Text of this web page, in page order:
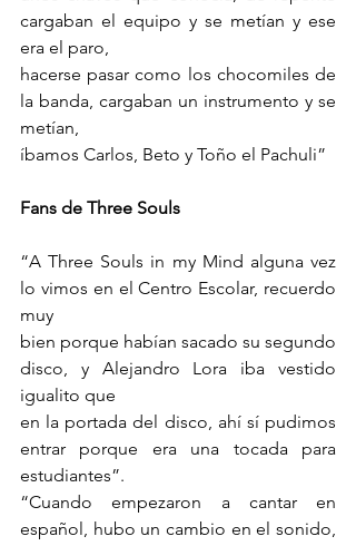
cargaban el equipo y se metían y ese
era el paro,
hacerse pasar como los chocomiles de
la banda, cargaban un instrumento y se
metían,
íbamos Carlos, Beto y Toño el Pachuli”
Fans de Three Souls
“A Three Souls in my Mind alguna vez
lo vimos en el Centro Escolar, recuerdo
muy
bien porque habían sacado su segundo
disco, y Alejandro Lora iba vestido
igualito que
en la portada del disco, ahí sí pudimos
entrar porque era una tocada para
estudiantes”.
“Cuando empezaron a cantar en
español, hubo un cambio en el sonido,